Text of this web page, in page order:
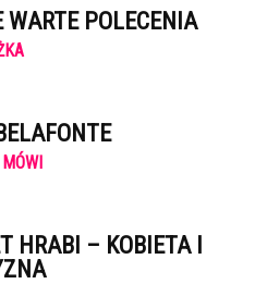
WARTE POLECENIA
HRABI – KOBIETA I